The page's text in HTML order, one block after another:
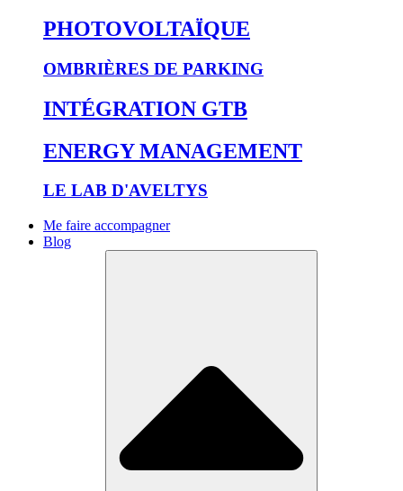
PHOTOVOLTAÏQUE
OMBRIÈRES DE PARKING
INTÉGRATION GTB
ENERGY MANAGEMENT
LE LAB D'AVELTYS
Me faire accompagner
Blog